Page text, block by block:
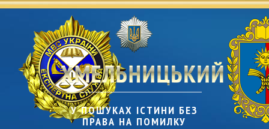
У ПОШУКАХ ІСТИНИ БЕЗ
ПРАВА НА ПОМИЛКУ